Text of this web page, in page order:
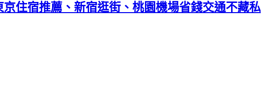
住宿推薦、新宿逛街、桃園機場省錢交通不藏私